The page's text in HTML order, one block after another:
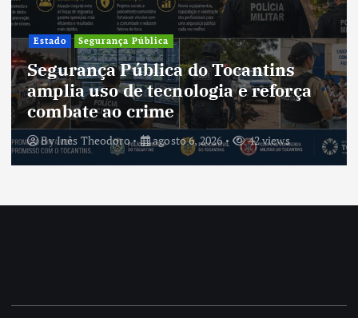
Estado Segurança Pública
Segurança Pública do Tocantins
amplia uso de tecnologia e reforça
combate ao crime
ByInês Theodoro agosto 6, 2026 42 views